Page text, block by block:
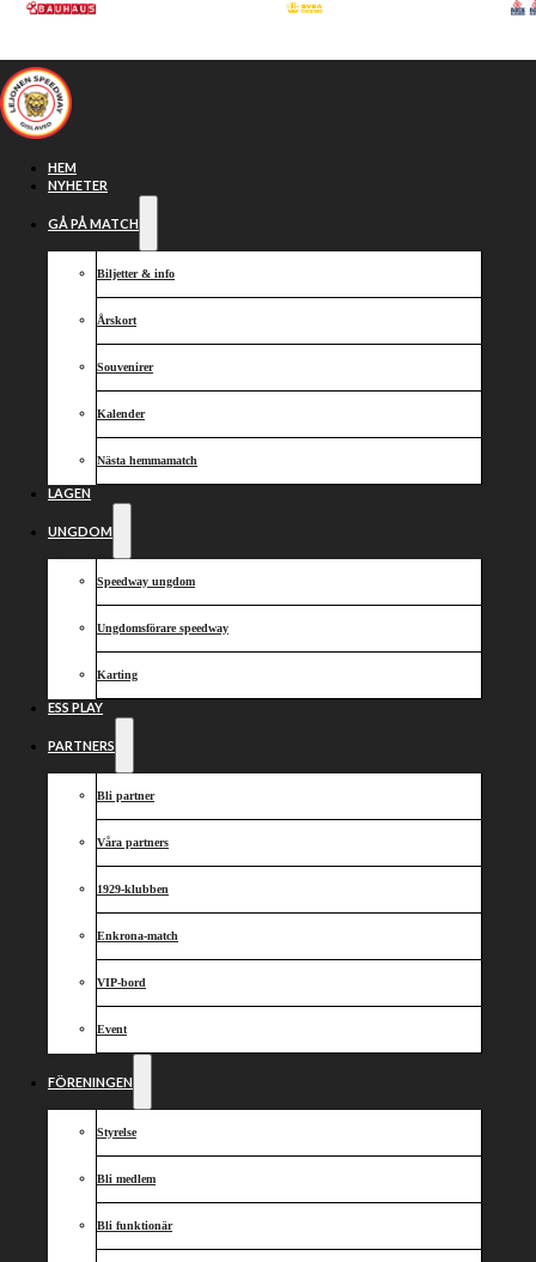
Hoppa till huvudinnehåll
HEM
NYHETER
GÅ PÅ MATCH
Biljetter & info
Årskort
Souvenirer
Kalender
Nästa hemmamatch
LAGEN
UNGDOM
Speedway ungdom
Ungdomsförare speedway
Karting
ESS PLAY
PARTNERS
Bli partner
Våra partners
1929-klubben
Enkrona-match
VIP-bord
Event
FÖRENINGEN
Styrelse
Bli medlem
Bli funktionär
Nyhet lejonen
2
Dela nyheten: